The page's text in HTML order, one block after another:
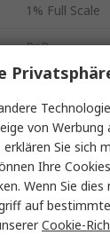
1% Full Scale
PnP
R
Vakuum
-101kPa
1/8 in
24V dc
von
Sie sich
Ihre
Wenn Sie
auf
Cookie-